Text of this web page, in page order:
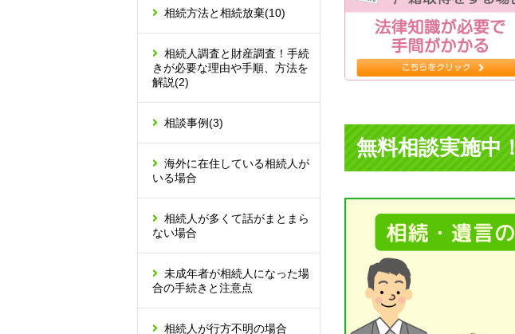
無料相談実施中！
相続方法と相続放棄(10)
相続人調査と財産調査！手続
きが必要な理由や手順、方法を
解説(2)
相談事例(3)
海外に在住している相続人が
いる場合
相続人が多くて話がまとまら
ない場合
未成年者が相続人になった場
合の手続きと注意点
相続人が行方不明の場合